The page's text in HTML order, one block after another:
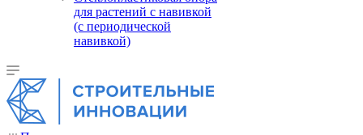
для растений с навивкой
(с периодической
навивкой)